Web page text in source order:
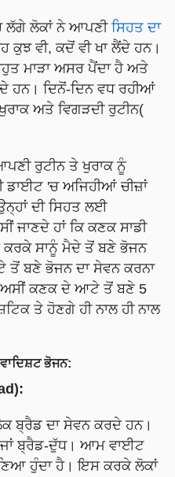
ਲੱਗੇ ਲੋਕਾਂ ਨੇ ਆਪਣੀ ਸਿਹਤ ਦਾ
ਕੁਝ ਵੀ, ਕਦੋਂ ਵੀ ਖਾ ਲੈਂਦੇ ਹਨ।
ਮਾੜਾ ਅਸਰ ਪੈਂਦਾ ਹੈ ਅਤੇ
ਹਨ। ਦਿਨੋਂ-ਦਿਨ ਵਧ ਰਹੀਆਂ
ਅਤੇ ਵਿਗੜਦੀ ਰੁਟੀਨ(
ਰੁਟੀਨ ਤੇ ਖੁਰਾਕ ਨੂੰ
ਡਾਈਟ 'ਚ ਅਜਿਹੀਆਂ ਚੀਜ਼ਾਂ
ਦੀ ਸਿਹਤ ਲਈ
ਜਾਣਦੇ ਹਾਂ ਕਿ ਕਣਕ ਸਾਡੀ
ਸਾਨੂੰ ਮੈਦੇ ਤੋਂ ਬਣੇ ਭੋਜਨ
ਤੋਂ ਬਣੇ ਭੋਜਨ ਦਾ ਸੇਵਨ ਕਰਨਾ
ਅਸੀਂ ਕਣਕ ਦੇ ਆਟੇ ਤੋਂ ਬਣੇ 5
ਤੇ ਹੋਣਗੇ ਹੀ ਨਾਲ ਹੀ ਨਾਲ
ਭੋਜਨ:
ਬ੍ਰੈਡ ਦਾ ਸੇਵਨ ਕਰਦੇ ਹਨ।
ਬ੍ਰੈਡ-ਦੁੱਧ। ਆਮ ਵਾਈਟ
ਹੁੰਦਾ ਹੈ। ਇਸ ਕਰਕੇ ਲੋਕਾਂ